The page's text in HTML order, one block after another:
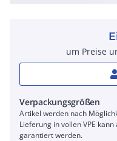
um Preise
Verpackungsgrößen
Artikel werden nach
Lieferung in vollen VPE
garantiert werden.